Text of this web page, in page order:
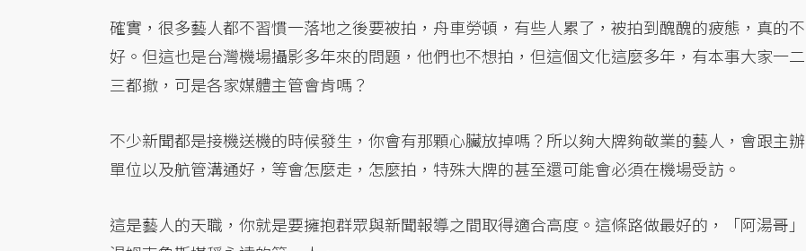
確實，很多藝人都不習慣一落地之後要被拍，舟車勞頓，有些人累了，被拍到醜醜的疲態，真的不
好。但這也是台灣機場攝影多年來的問題，他們也不想拍，但這個文化這麼多年，有本事大家一二
三都撤，可是各家媒體主管會肯嗎？
不少新聞都是接機送機的時候發生，你會有那顆心臟放掉嗎？所以夠大牌夠敬業的藝人，會跟主辦
單位以及航管溝通好，等會怎麼走，怎麼拍，特殊大牌的甚至還可能會必須在機場受訪。
這是藝人的天職，你就是要擁抱群眾與新聞報導之間取得適合高度。這條路做最好的，「阿湯哥」